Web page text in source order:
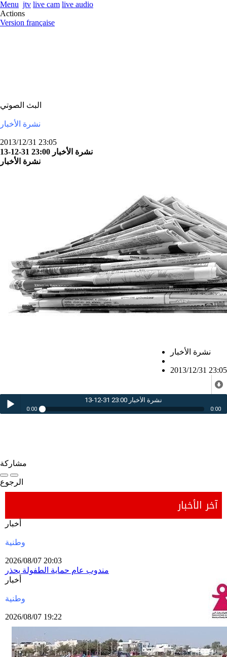
Menu jtv live cam live audio
Actions
Version française
البث الصوتي
نشرة الأخبار
2013/12/31 23:05
نشرة الأخبار 23:00 31-12-13
نشرة الأخبار
نشرة الأخبار
2013/12/31 23:05
نشرة الأخبار 23:00 31-12-13
0:00 0:00
مشاركة
الرجوع
آخر الأخبار
أخبار
وطنية
2026/08/07 20:03
مندوب عام حماية الطفولة يحذر
أخبار
وطنية
2026/08/07 19:22